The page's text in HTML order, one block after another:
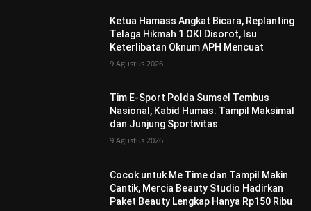
Ketua Hamass Angkat Bicara, Replanting
Telaga Hikmah 1 OKI Disorot, Isu
Keterlibatan Oknum APH Mencuat
9 Agustus 2026
Tim E-Sport Polda Sumsel Tembus
Nasional, Kabid Humas: Tampil Maksimal
dan Junjung Sportivitas
9 Agustus 2026
Cocok untuk Me Time dan Tampil Makin
Cantik, Mercia Beauty Studio Hadirkan
Paket Beauty Lengkap Hanya Rp150 Ribu